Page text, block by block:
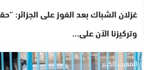
غزلان الشباك بعد الفوز على الجزائر:
وتركيزنا الآن على…
المغرب الكبير